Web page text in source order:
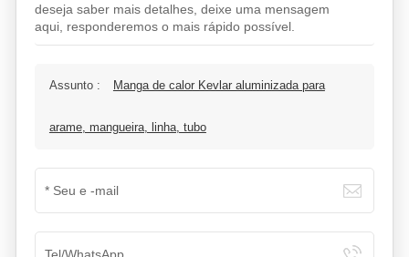
deseja saber mais detalhes, deixe uma mensagem
aqui, responderemos o mais rápido possível.
Assunto : Manga de calor Kevlar aluminizada para
arame, mangueira, linha, tubo